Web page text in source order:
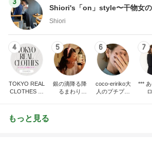
3
Shiori's「on」style〜干物女
Shiori
4
TOKYO REAL
CLOTHES 大
5
銀の滴降る降
るまわり
6
coco-eririko大
人のプチプラ
7
*** あやのハピ
もっと見る